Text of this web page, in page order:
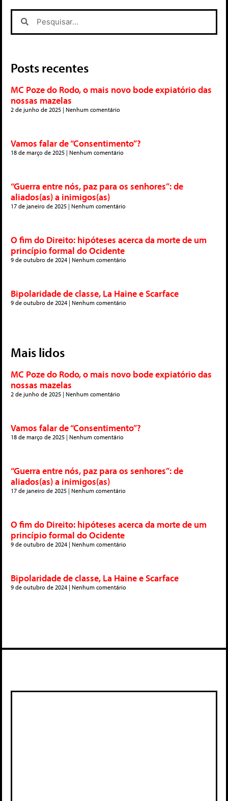
Posts recentes
MC Poze do Rodo, o mais novo bode expiatório das
nossas mazelas
2 de junho de 2025 Nenhum comentário
Vamos falar de “Consentimento”?
18 de março de 2025 Nenhum comentário
“Guerra entre nós, paz para os senhores”: de
aliados(as) a inimigos(as)
17 de janeiro de 2025 Nenhum comentário
O fim do Direito: hipóteses acerca da morte de um
princípio formal do Ocidente
9 de outubro de 2024 Nenhum comentário
Bipolaridade de classe, La Haine e Scarface
9 de outubro de 2024 Nenhum comentário
Mais lidos
MC Poze do Rodo, o mais novo bode expiatório das
nossas mazelas
2 de junho de 2025 Nenhum comentário
Vamos falar de “Consentimento”?
18 de março de 2025 Nenhum comentário
“Guerra entre nós, paz para os senhores”: de
aliados(as) a inimigos(as)
17 de janeiro de 2025 Nenhum comentário
O fim do Direito: hipóteses acerca da morte de um
princípio formal do Ocidente
9 de outubro de 2024 Nenhum comentário
Bipolaridade de classe, La Haine e Scarface
9 de outubro de 2024 Nenhum comentário